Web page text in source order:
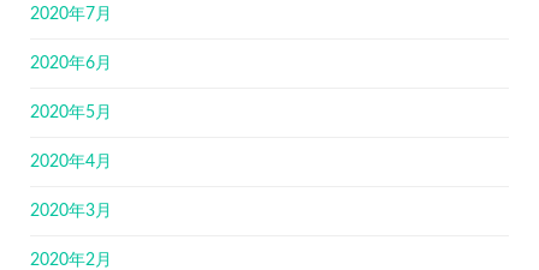
2020年7月
2020年6月
2020年5月
2020年4月
2020年3月
2020年2月